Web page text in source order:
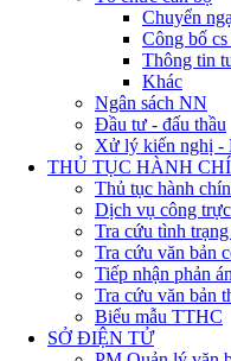
Chuyển
Công bố
Thông tin
Khác
Ngân sách NN
Đầu tư - đấu thầu
Xử lý kiến nghị -
THỦ TỤC HÀNH
Thủ tục hành
Dịch vụ công
Tra cứu tình
Tra cứu văn bản
Tiếp nhận phản
Tra cứu văn bản
Biểu mẫu TTHC
SỞ ĐIỆN TỬ